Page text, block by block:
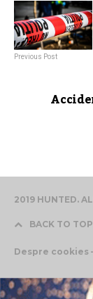
Previous Post
2019 HUNTED.
BACK TO TOP
Despre cookies